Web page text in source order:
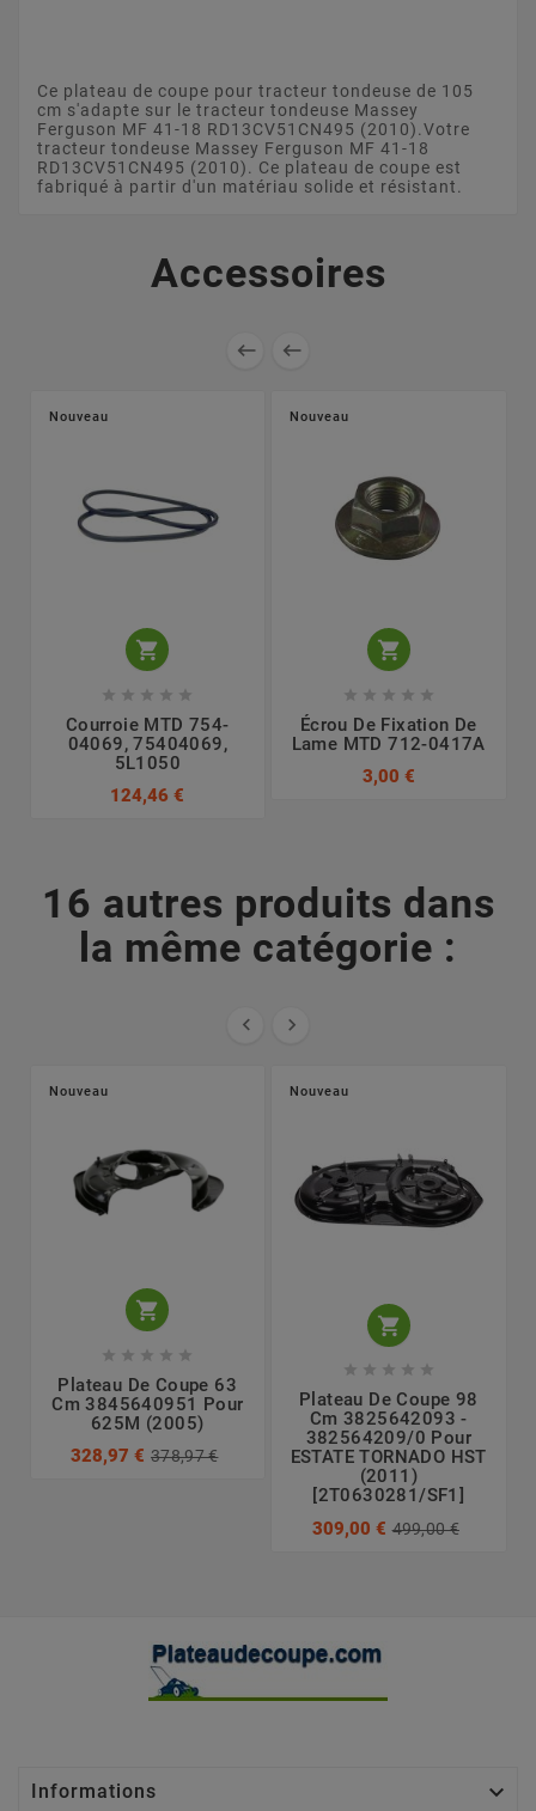
Ce plateau de coupe pour tracteur tondeuse de 105
cm s'adapte sur le tracteur tondeuse Massey
Ferguson MF 41-18 RD13CV51CN495 (2010).Votre
tracteur tondeuse Massey Ferguson MF 41-18
RD13CV51CN495 (2010). Ce plateau de coupe est
fabriqué à partir d'un matériau solide et résistant.
Accessoires
 
Nouveau

    
Courroie MTD 754-
04069, 75404069,
5L1050
124,46 €
Nouveau

    
Écrou De Fixation De
Lame MTD 712-0417A
3,00 €
16 autres produits dans
la même catégorie :
 
Nouveau

    
Plateau De Coupe 63
Cm 3845640951 Pour
625M (2005)
328,97 € 378,97 €
Nouveau

    
Plateau De Coupe 98
Cm 3825642093 -
382564209/0 Pour
ESTATE TORNADO HST
(2011)
[2T0630281/SF1]
309,00 € 499,00 €
Informations 